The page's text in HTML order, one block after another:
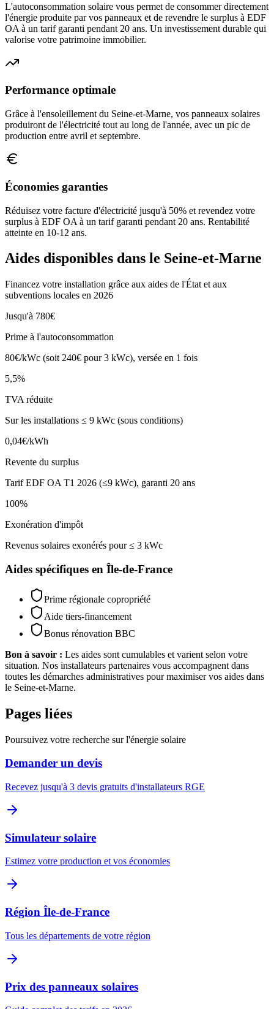
L'autoconsommation solaire vous permet de consommer directement
l'énergie produite par vos panneaux et de revendre le surplus à EDF
OA à un tarif garanti pendant 20 ans. Un investissement durable qui
valorise votre patrimoine immobilier.
Performance optimale
Grâce à l'ensoleillement du Seine-et-Marne, vos panneaux solaires
produiront de l'électricité tout au long de l'année, avec un pic de
production entre avril et septembre.
Économies garanties
Réduisez votre facture d'électricité jusqu'à 50% et revendez votre
surplus à EDF OA à un tarif garanti pendant 20 ans. Rentabilité
atteinte en 10-12 ans.
Aides disponibles dans le Seine-et-Marne
Financez votre installation grâce aux aides de l'État et aux
subventions locales en 2026
Jusqu'à 780€
Prime à l'autoconsommation
80€/kWc (soit 240€ pour 3 kWc), versée en 1 fois
5,5%
TVA réduite
Sur les installations ≤ 9 kWc (sous conditions)
0,04€/kWh
Revente du surplus
Tarif EDF OA T1 2026 (≤9 kWc), garanti 20 ans
100%
Exonération d'impôt
Revenus solaires exonérés pour ≤ 3 kWc
Aides spécifiques en Île-de-France
Prime régionale copropriété
Aide tiers-financement
Bonus rénovation BBC
Bon à savoir : Les aides sont cumulables et varient selon votre
situation. Nos installateurs partenaires vous accompagnent dans
toutes les démarches administratives pour maximiser vos aides dans
le Seine-et-Marne.
Pages liées
Poursuivez votre recherche sur l'énergie solaire
Demander un devis
Recevez jusqu'à 3 devis gratuits d'installateurs RGE
Simulateur solaire
Estimez votre production et vos économies
Région Île-de-France
Tous les départements de votre région
Prix des panneaux solaires